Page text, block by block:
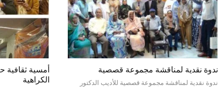
ندوة نقدية لمناقشة مجموعة قصصية
ندوة نقدية لمناقشة مجموعة قصصية للأديب الدكتور
أمسية ثقافية
الكراهية